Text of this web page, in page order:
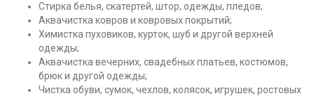
Стирка белья, скатертей, штор, одежды, пледов;
Аквачистка ковров и ковровых покрытий;
Химистка пуховиков, курток, шуб и другой верхней
одежды;
Аквачистка вечерних, свадебных платьев, костюмов,
брюк и другой одежды;
Чистка обуви, сумок, чехлов, колясок, игрушек, ростовых